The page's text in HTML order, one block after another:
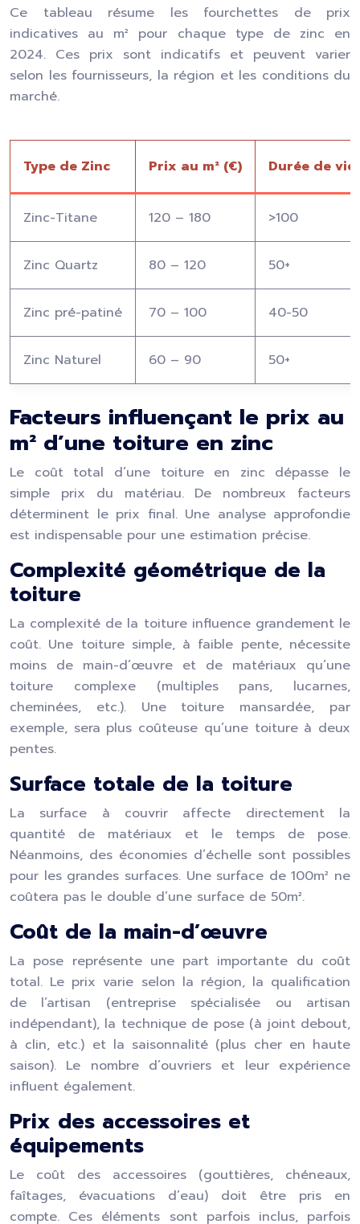
Ce tableau résume les fourchettes de prix
indicatives au m² pour chaque type de zinc en
2024. Ces prix sont indicatifs et peuvent varier
selon les fournisseurs, la région et les conditions du
marché.
Type de Zinc Prix au m² (€) Durée de vie
Zinc-Titane 120 – 180 >100
Zinc Quartz 80 – 120 50+
Zinc pré-patiné 70 – 100 40-50
Zinc Naturel 60 – 90 50+
Facteurs influençant le prix au
m² d’une toiture en zinc
Le coût total d’une toiture en zinc dépasse le
simple prix du matériau. De nombreux facteurs
déterminent le prix final. Une analyse approfondie
est indispensable pour une estimation précise.
Complexité géométrique de la
toiture
La complexité de la toiture influence grandement le
coût. Une toiture simple, à faible pente, nécessite
moins de main-d’œuvre et de matériaux qu’une
toiture complexe (multiples pans, lucarnes,
cheminées, etc.). Une toiture mansardée, par
exemple, sera plus coûteuse qu’une toiture à deux
pentes.
Surface totale de la toiture
La surface à couvrir affecte directement la
quantité de matériaux et le temps de pose.
Néanmoins, des économies d’échelle sont possibles
pour les grandes surfaces. Une surface de 100m² ne
coûtera pas le double d’une surface de 50m².
Coût de la main-d’œuvre
La pose représente une part importante du coût
total. Le prix varie selon la région, la qualification
de l’artisan (entreprise spécialisée ou artisan
indépendant), la technique de pose (à joint debout,
à clin, etc.) et la saisonnalité (plus cher en haute
saison). Le nombre d’ouvriers et leur expérience
influent également.
Prix des accessoires et
équipements
Le coût des accessoires (gouttières, chéneaux,
faîtages, évacuations d’eau) doit être pris en
compte. Ces éléments sont parfois inclus, parfois